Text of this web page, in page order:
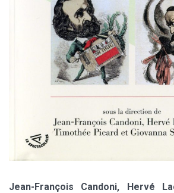
Jean-François Candoni, Hervé